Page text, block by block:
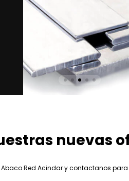
nuevas
Red Acindar y contactanos para